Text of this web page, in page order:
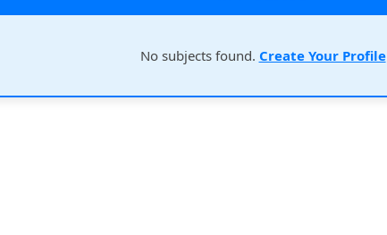
No subjects found. Create Your Profile